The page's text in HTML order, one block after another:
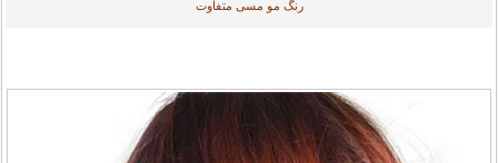
رنگ مو مسی متفاوت